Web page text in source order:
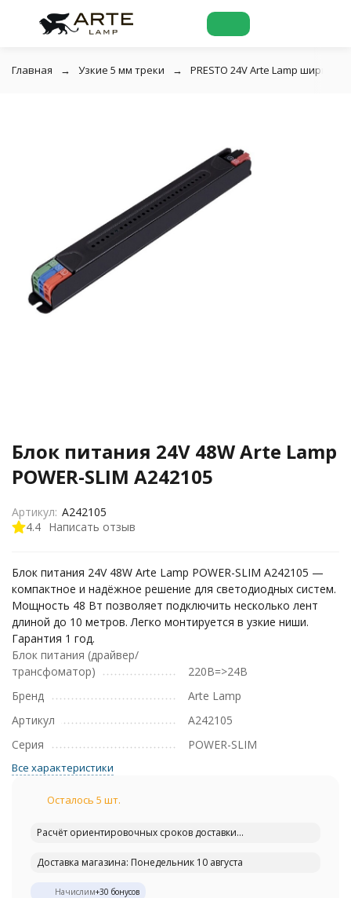
Главная Узкие 5 мм треки PRESTO 24V Arte Lamp ширина
Блок питания 24V 48W Arte Lamp
POWER-SLIM A242105
4.4 Написать отзыв
Артикул: A242105
Блок питания 24V 48W Arte Lamp POWER-SLIM A242105 —
компактное и надёжное решение для светодиодных систем.
Мощность 48 Вт позволяет подключить несколько лент
длиной до 10 метров. Легко монтируется в узкие ниши.
Гарантия 1 год.
Блок питания (драйвер/
трансфоматор)
220В=>24В
Бренд
Arte Lamp
Артикул
A242105
Серия
POWER-SLIM
Все характеристики
Осталось 5 шт.
Расчёт ориентировочных сроков доставки...
Доставка магазина: Понедельник 10 августа
Начислим+30 бонусов